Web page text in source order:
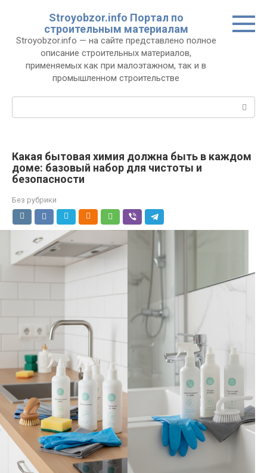
Stroyobzor.info Портал по
строительным материалам
Stroyobzor.info — на сайте представлено полное
описание строительных материалов,
применяемых как при малоэтажном, так и в
промышленном строительстве
Поиск:
Какая бытовая химия должна быть в каждом
доме: базовый набор для чистоты и
безопасности
Без рубрики